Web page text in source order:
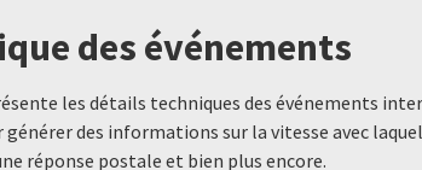
des événements
les détails techniques des événements
des informations sur la vitesse avec
réponse postale et bien plus encore.